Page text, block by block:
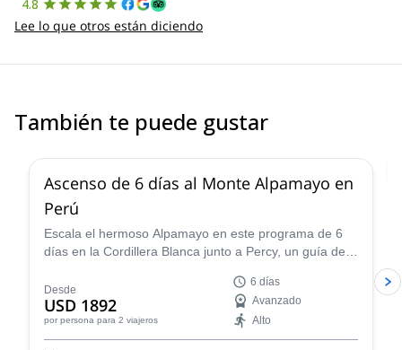
4.8
Lee lo que otros están diciendo
También te puede gustar
Ascenso de 6 días al Monte Alpamayo en
Perú
Escala el hermoso Alpamayo en este programa de 6
días en la Cordillera Blanca junto a Percy, un guía de
experiencia de montañismo fantástica!
Desde
USD 1892
por persona para 2 viajeros
6 días
Avanzado
Alto